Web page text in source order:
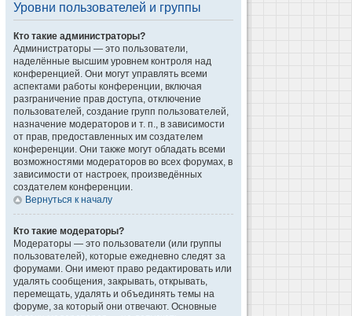
Уровни пользователей и группы
Кто такие администраторы?
Администраторы — это пользователи,
наделённые высшим уровнем контроля над
конференцией. Они могут управлять всеми
аспектами работы конференции, включая
разграничение прав доступа, отключение
пользователей, создание групп пользователей,
назначение модераторов и т. п., в зависимости
от прав, предоставленных им создателем
конференции. Они также могут обладать всеми
возможностями модераторов во всех форумах, в
зависимости от настроек, произведённых
создателем конференции.
Вернуться к началу
Кто такие модераторы?
Модераторы — это пользователи (или группы
пользователей), которые ежедневно следят за
форумами. Они имеют право редактировать или
удалять сообщения, закрывать, открывать,
перемещать, удалять и объединять темы на
форуме, за который они отвечают. Основные